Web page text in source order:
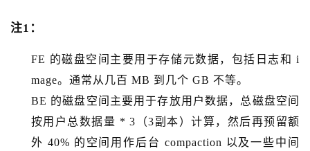
注1：
FE 的磁盘空间主要用于存储元数据，包括日志和 i
mage。通常从几百 MB 到几个 GB 不等。
BE 的磁盘空间主要用于存放用户数据，总磁盘空间
按用户总数据量 * 3（3副本）计算，然后再预留额
外 40% 的空间用作后台 compaction 以及一些中间